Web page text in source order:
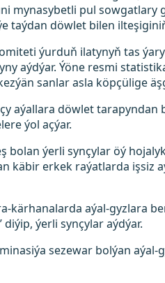
mynasybetli pul sowgatlary
taýdan döwlet bilen
ýurduň ilatynyň tas
aýdýar. Ýöne resmi
sanlar asla köpçülige
aýallara döwlet tarapyndan
ýol açýar.
bolan ýerli synçylar öý
käbir erkek raýatlarda işsiz
kärhanalarda aýal-gyzlara
ýerli synçylar aýdýar.
sezewar bolýan aýal-